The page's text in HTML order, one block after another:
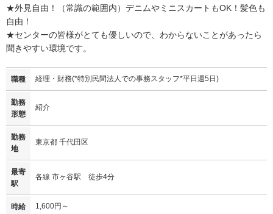
★外見自由！（常識の範囲内）デニムやミニスカートもOK！髪色も
自由！
★センターの皆様がとても優しいので、わからないことがあったら
聞きやすい環境です。
職種 経理・財務(*特別民間法人での事務スタッフ*平日週5日)
勤務
形態
紹介
勤務
地
東京都 千代田区
最寄
駅
各線 市ヶ谷駅 徒歩4分
時給 1,600円～